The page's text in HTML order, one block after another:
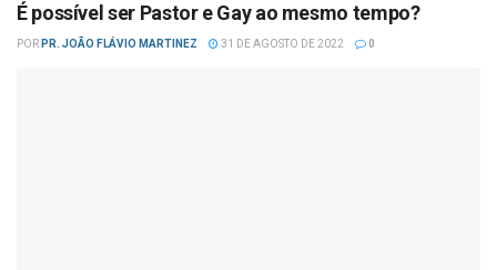
É possível ser Pastor e Gay ao mesmo tempo?
POR PR. JOÃO FLÁVIO MARTINEZ 31 DE AGOSTO DE 2022 0